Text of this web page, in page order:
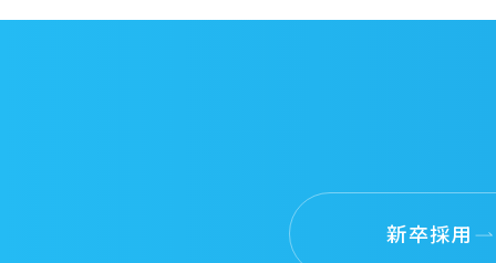
新卒採用